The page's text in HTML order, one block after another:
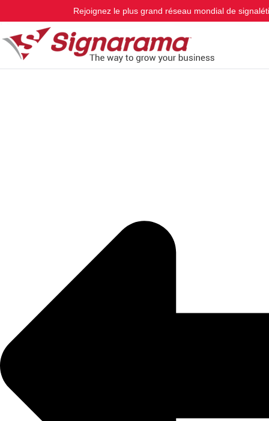
Rejoignez le plus grand réseau mondial de
Habillage de Vitrines
Parshadowknightoneforall@gmail.com /décembre 30, 2025